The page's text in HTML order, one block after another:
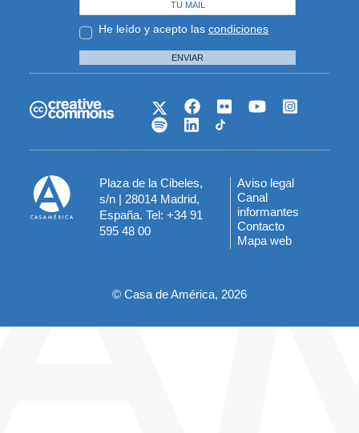
He leído y acepto las condiciones
ENVIAR
Plaza de la Cibeles,
s/n | 28014 Madrid,
España. Tel: +34 91
595 48 00
Menú
del
pie
Aviso legal
Canal
informantes
Contacto
Mapa web
© Casa de América, 2026